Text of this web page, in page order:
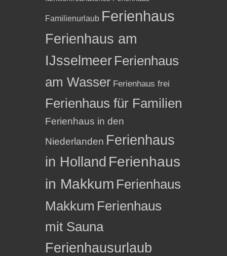
Familienurlaub Ferienhaus
Ferienhaus am
IJsselmeer Ferienhaus
am Wasser Ferienhaus frei
Ferienhaus für Familien
Ferienhaus in den
Niederlanden Ferienhaus
in Holland Ferienhaus
in Makkum Ferienhaus
Makkum Ferienhaus
mit Sauna
Ferienhausurlaub